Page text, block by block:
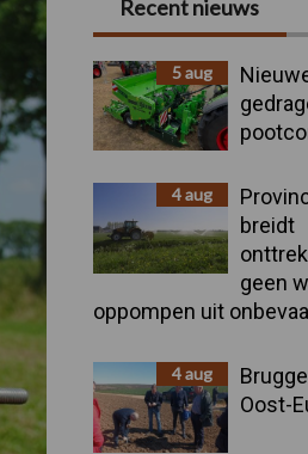
Primaire
Sidebar
Recent nieuws
5 aug
4 aug
breidt
geen
oppompen uit
4 aug
Oost-